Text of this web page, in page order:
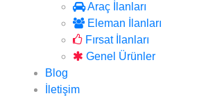
Araç İlanları
Eleman İlanları
Fırsat İlanları
Genel Ürünler
Blog
İletişim